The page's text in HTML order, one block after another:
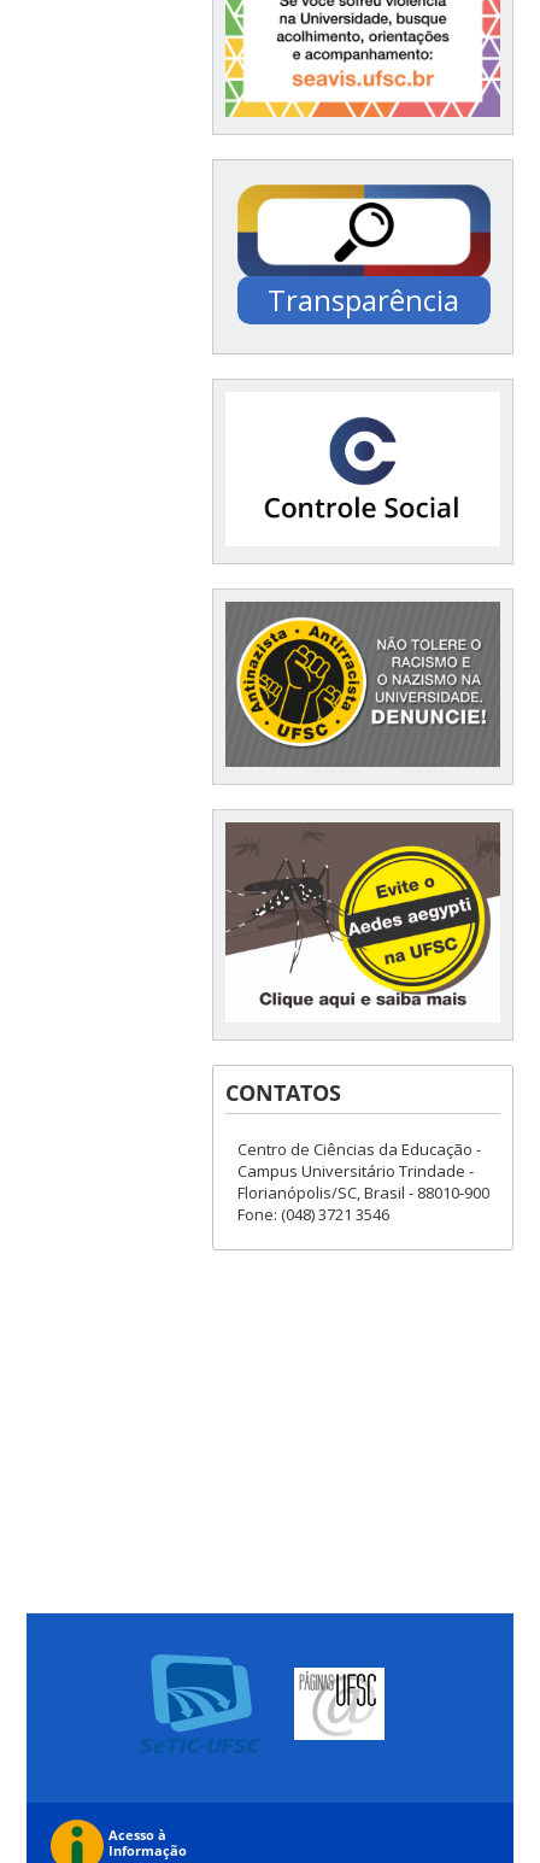
Transparência
Documentação /
Financeiro / Compras
CONTATOS
Centro de Ciências da Educação -
Campus Universitário Trindade -
Florianópolis/SC, Brasil - 88010-900
Fone: (048) 3721 3546